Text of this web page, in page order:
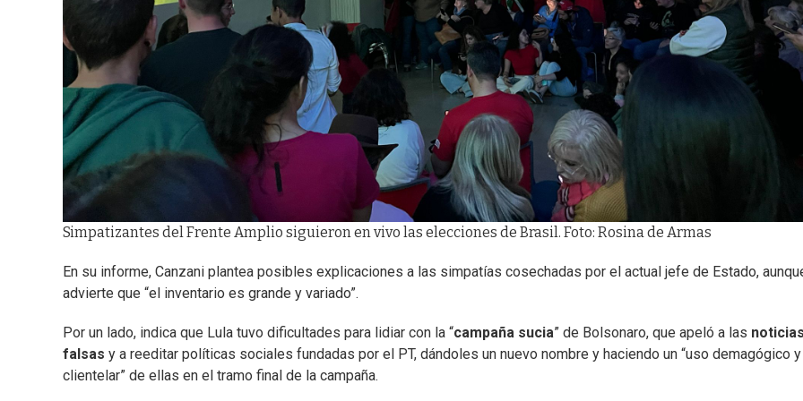
Simpatizantes del Frente Amplio siguieron en vivo las elecciones de Brasil. Foto: Rosina de Armas
En su informe, Canzani plantea posibles explicaciones a las simpatías cosechadas por el actual jefe de Estado,
advierte que “el inventario es grande y variado”.
Por un lado, indica que Lula tuvo dificultades para lidiar con la “campaña sucia” de Bolsonaro, que apeló a las
falsas y a reeditar políticas sociales fundadas por el PT, dándoles un nuevo nombre y haciendo un “uso demagógico y
clientelar” de ellas en el tramo final de la campaña.